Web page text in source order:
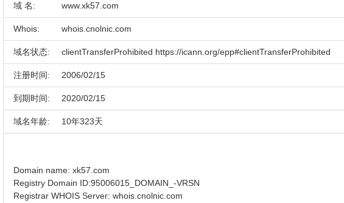
域 名: www.xk57.com
Whois: whois.cnolnic.com
域名状态: clientTransferProhibited https://icann.org/epp#clientTransferProhibited
注册时间: 2006/02/15
到期时间: 2020/02/15
域名年龄: 10年323天
Domain name: xk57.com
Registry Domain ID:95006015_DOMAIN_-VRSN
Registrar WHOIS Server: whois.cnolnic.com